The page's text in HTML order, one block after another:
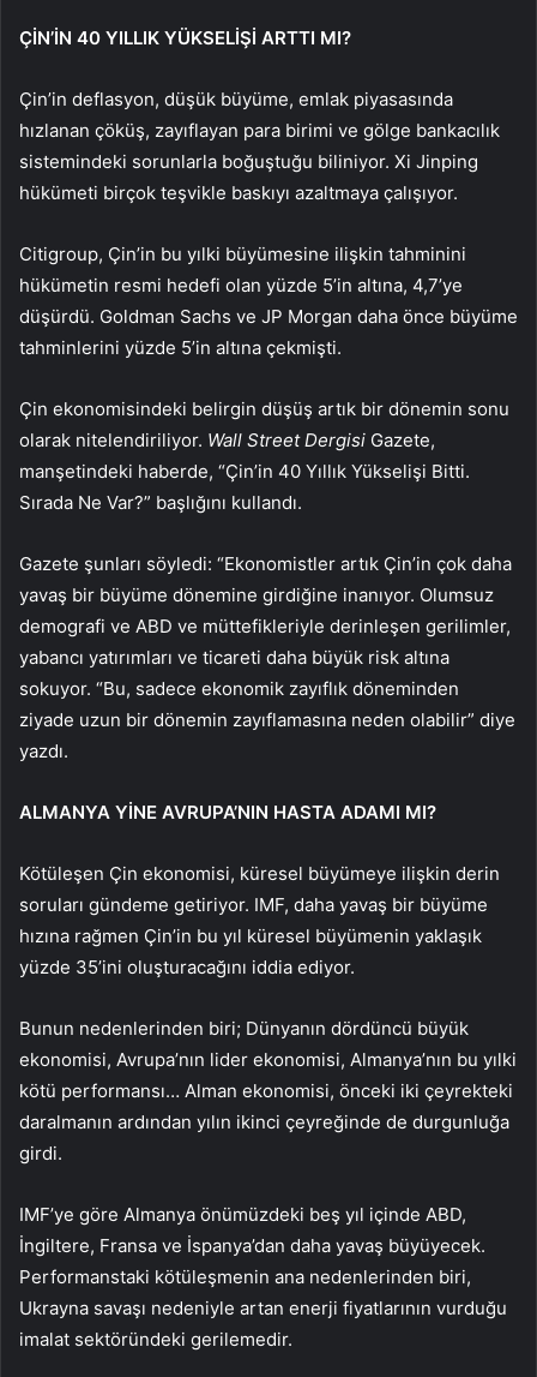
ÇİN’İN 40 YILLIK YÜKSELİŞİ ARTTI MI?
Çin’in deflasyon, düşük büyüme, emlak piyasasında
hızlanan çöküş, zayıflayan para birimi ve gölge bankacılık
sistemindeki sorunlarla boğuştuğu biliniyor. Xi Jinping
hükümeti birçok teşvikle baskıyı azaltmaya çalışıyor.
Citigroup, Çin’in bu yılki büyümesine ilişkin tahminini
hükümetin resmi hedefi olan yüzde 5’in altına, 4,7’ye
düşürdü. Goldman Sachs ve JP Morgan daha önce büyüme
tahminlerini yüzde 5’in altına çekmişti.
Çin ekonomisindeki belirgin düşüş artık bir dönemin sonu
olarak nitelendiriliyor. Wall Street Dergisi Gazete,
manşetindeki haberde, “Çin’in 40 Yıllık Yükselişi Bitti.
Sırada Ne Var?” başlığını kullandı.
Gazete şunları söyledi: “Ekonomistler artık Çin’in çok daha
yavaş bir büyüme dönemine girdiğine inanıyor. Olumsuz
demografi ve ABD ve müttefikleriyle derinleşen gerilimler,
yabancı yatırımları ve ticareti daha büyük risk altına
sokuyor. “Bu, sadece ekonomik zayıflık döneminden
ziyade uzun bir dönemin zayıflamasına neden olabilir” diye
yazdı.
ALMANYA YİNE AVRUPA’NIN HASTA ADAMI MI?
Kötüleşen Çin ekonomisi, küresel büyümeye ilişkin derin
soruları gündeme getiriyor. IMF, daha yavaş bir büyüme
hızına rağmen Çin’in bu yıl küresel büyümenin yaklaşık
yüzde 35’ini oluşturacağını iddia ediyor.
Bunun nedenlerinden biri; Dünyanın dördüncü büyük
ekonomisi, Avrupa’nın lider ekonomisi, Almanya’nın bu yılki
kötü performansı… Alman ekonomisi, önceki iki çeyrekteki
daralmanın ardından yılın ikinci çeyreğinde de durgunluğa
girdi.
IMF’ye göre Almanya önümüzdeki beş yıl içinde ABD,
İngiltere, Fransa ve İspanya’dan daha yavaş büyüyecek.
Performanstaki kötüleşmenin ana nedenlerinden biri,
Ukrayna savaşı nedeniyle artan enerji fiyatlarının vurduğu
imalat sektöründeki gerilemedir.